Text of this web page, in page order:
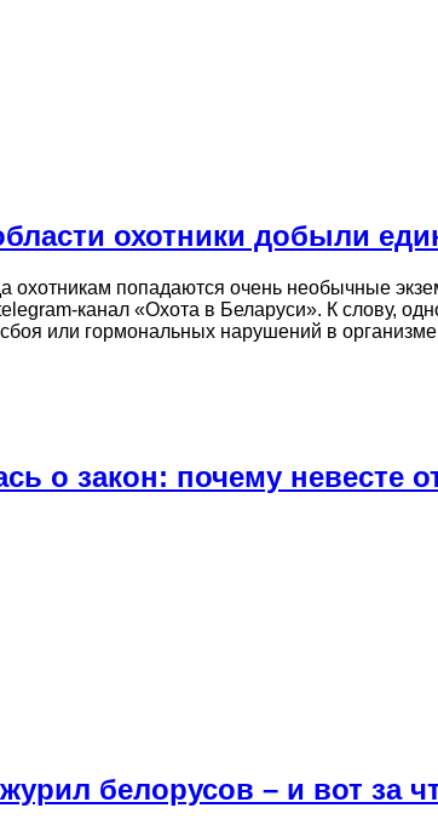
охотники добыли
охотникам попадаются очень необычные
канал «Охота в Беларуси». К слову,
или гормональных нарушений в
о закон: почему невесте
белорусов – и вот за